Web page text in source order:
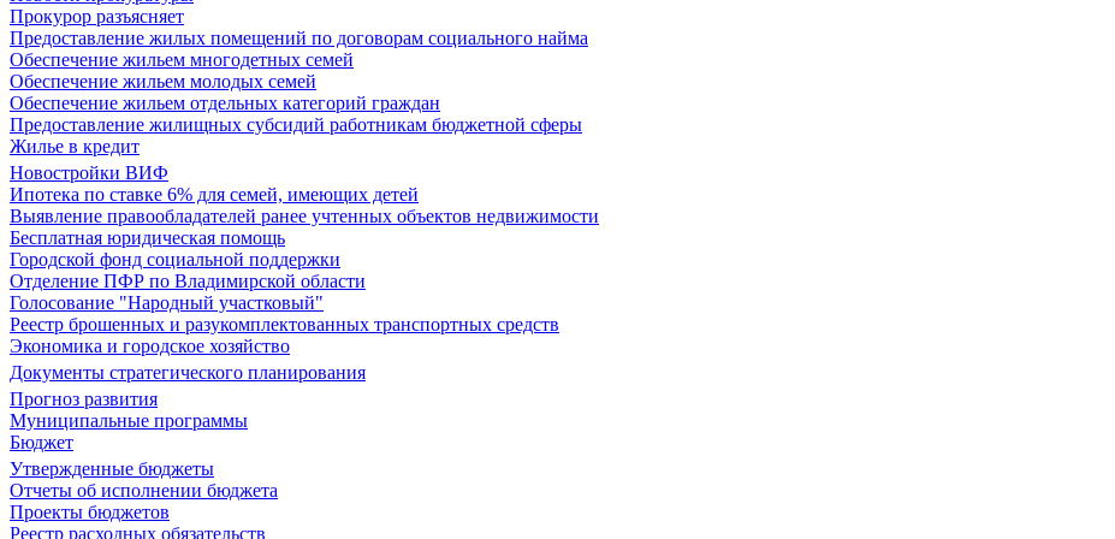
Прокурор разъясняет
Предоставление жилых помещений по договорам социального найма
Обеспечение жильем многодетных семей
Обеспечение жильем молодых семей
Обеспечение жильем отдельных категорий граждан
Предоставление жилищных субсидий работникам бюджетной сферы
Жилье в кредит
Новостройки ВИФ
Ипотека по ставке 6% для семей, имеющих детей
Выявление правообладателей ранее учтенных объектов недвижимости
Бесплатная юридическая помощь
Городской фонд социальной поддержки
Отделение ПФР по Владимирской области
Голосование "Народный участковый"
Реестр брошенных и разукомплектованных транспортных средств
Экономика и городское хозяйство
Документы стратегического планирования
Прогноз развития
Муниципальные программы
Бюджет
Утвержденные бюджеты
Отчеты об исполнении бюджета
Проекты бюджетов
Реестр расходных обязательств